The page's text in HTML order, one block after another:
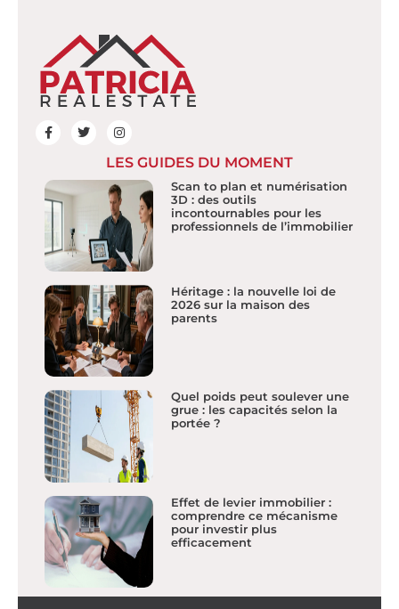
LES GUIDES DU MOMENT
Scan to plan et numérisation
3D : des outils
incontournables pour les
professionnels de l’immobilier
Héritage : la nouvelle loi de
2026 sur la maison des
parents
Quel poids peut soulever une
grue : les capacités selon la
portée ?
Effet de levier immobilier :
comprendre ce mécanisme
pour investir plus
efficacement